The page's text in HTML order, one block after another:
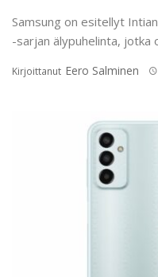
Samsung on esitellyt
-sarjan älypuhelinta, jotka
Kirjoittanut Eero Salminen